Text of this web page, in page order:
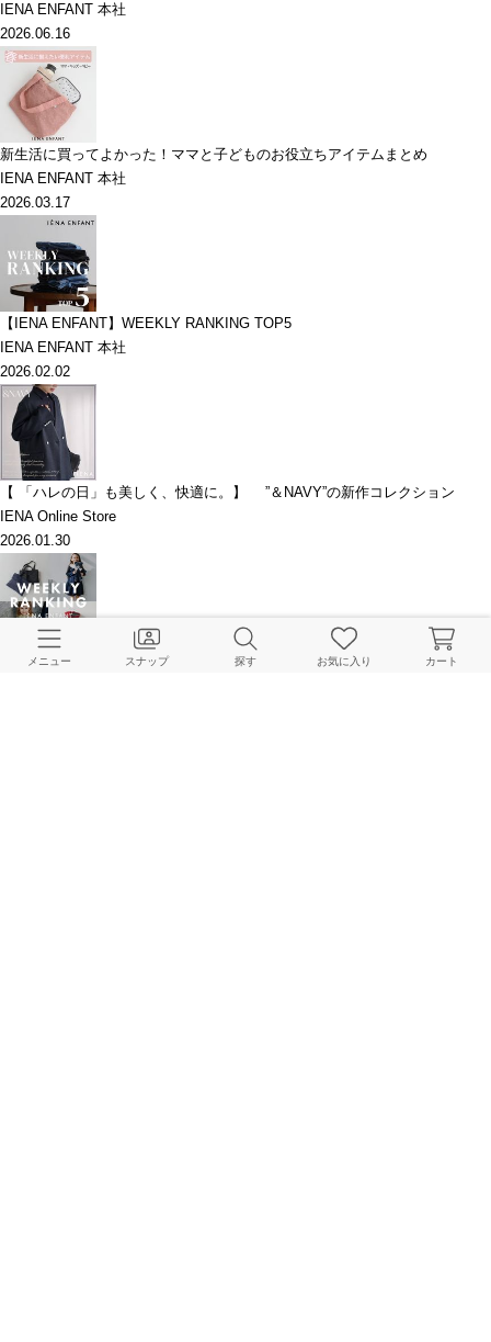
IENA ENFANT 本社
2026.06.16
新生活に買ってよかった！ママと子どものお役立ちアイテムまとめ
IENA ENFANT 本社
2026.03.17
【IENA ENFANT】WEEKLY RANKING TOP5
IENA ENFANT 本社
2026.02.02
【 「ハレの日」も美しく、快適に。】 ”＆NAVY”の新作コレクション
IENA Online Store
2026.01.30
【IENA ENFANT】先週の人気ランキング
メニュー スナップ 探す お気に入り カート